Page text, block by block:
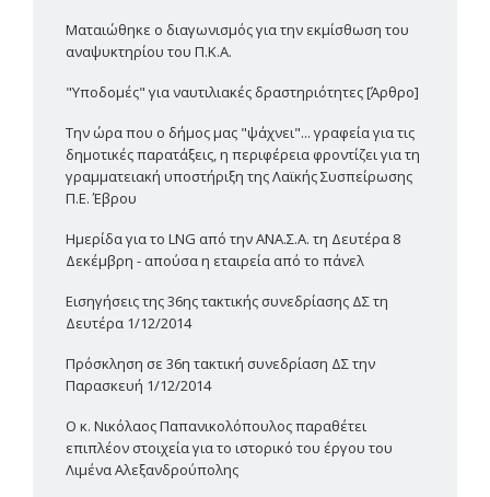
Ματαιώθηκε ο διαγωνισμός για την εκμίσθωση του
αναψυκτηρίου του Π.Κ.Α.
"Υποδομές" για ναυτιλιακές δραστηριότητες [Άρθρο]
Την ώρα που ο δήμος μας "ψάχνει"... γραφεία για τις
δημοτικές παρατάξεις, η περιφέρεια φροντίζει για τη
γραμματειακή υποστήριξη της Λαϊκής Συσπείρωσης
Π.Ε. Έβρου
Ημερίδα για το LNG από την ΑΝΑ.Σ.Α. τη Δευτέρα 8
Δεκέμβρη - απούσα η εταιρεία από το πάνελ
Εισηγήσεις της 36ης τακτικής συνεδρίασης ΔΣ τη
Δευτέρα 1/12/2014
Πρόσκληση σε 36η τακτική συνεδρίαση ΔΣ την
Παρασκευή 1/12/2014
Ο κ. Νικόλαος Παπανικολόπουλος παραθέτει
επιπλέον στοιχεία για το ιστορικό του έργου του
Λιμένα Αλεξανδρούπολης